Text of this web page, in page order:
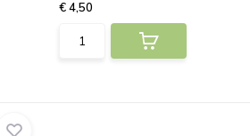
€ 4,50